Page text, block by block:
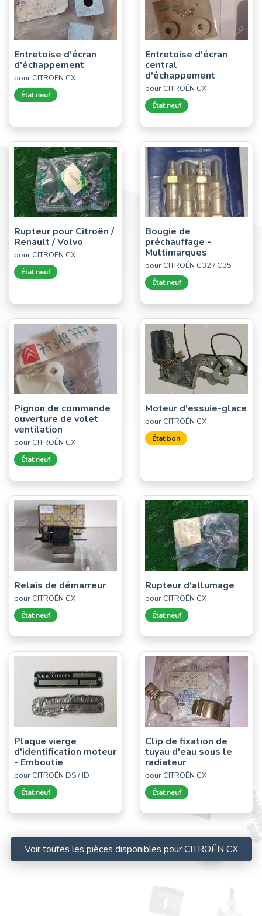
Entretoise d'écran
d'échappement
pour CITROËN CX
État neuf
Entretoise d'écran
central
d'échappement
pour CITROËN CX
État neuf
Rupteur pour Citroën /
Renault / Volvo
pour CITROËN CX
État neuf
Bougie de
préchauffage -
Multimarques
pour CITROËN C32 / C35
État neuf
Pignon de commande
ouverture de volet
ventilation
pour CITROËN CX
État neuf
Moteur d'essuie-glace
pour CITROËN CX
État bon
Relais de démarreur
pour CITROËN CX
État neuf
Rupteur d'allumage
pour CITROËN CX
État neuf
Plaque vierge
d'identification moteur
- Emboutie
pour CITROËN DS / ID
État neuf
Clip de fixation de
tuyau d'eau sous le
radiateur
pour CITROËN CX
État neuf
Voir toutes les pièces disponibles pour CITROËN CX